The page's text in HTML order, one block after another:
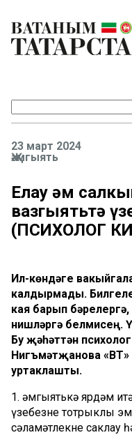
23 март 2024
Җәмгыять
Елау һәм
вазгыятьтә
(ПСИХОЛОГ
Ил-көндәге
калдырмады.
кая барып
нишләргә белмисең.
Бу җәһәттән
Нигъмәтҗанова «ВТ»
уртаклашты.
1. Җәмгыятькә ярдәм
үзебезне тотрыклы
сәламәтлекне саклау